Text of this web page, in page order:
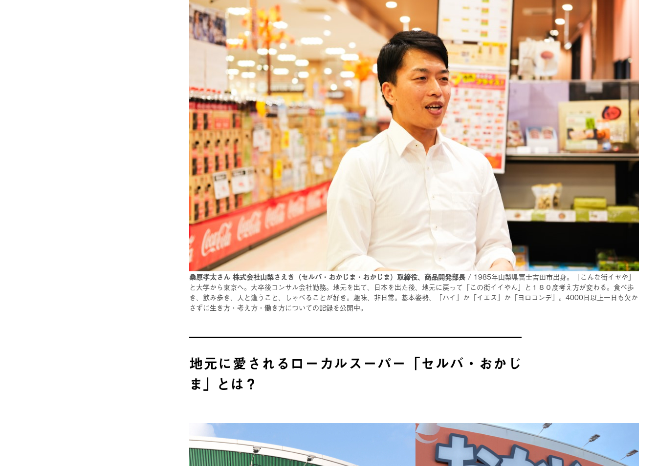
桑原孝太さん 株式会社山梨さえき（セルバ・おかじま・おかじま）取締役、商品開発部長 / 1985年山梨県富士吉田市出身。「こんな街イヤや」
と大学から東京へ。大卒後コンサル会社勤務。地元を出て、日本を出た後、地元に戻って「この街イイやん」と１８０度考え方が変わる。食べ歩
き、飲み歩き、人と逢うこと、しゃべることが好き。趣味、非日常。基本姿勢、「ハイ」か「イエス」か「ヨロコンデ」。4000日以上一日も欠か
さずに生き方・考え方・働き方についての記録を公開中。
地元に愛されるローカルスーパー「セルバ・おかじ
ま」とは？